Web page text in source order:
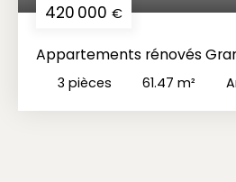
420 000 €
Appartements rénovés
3 pièces 61.47 m²